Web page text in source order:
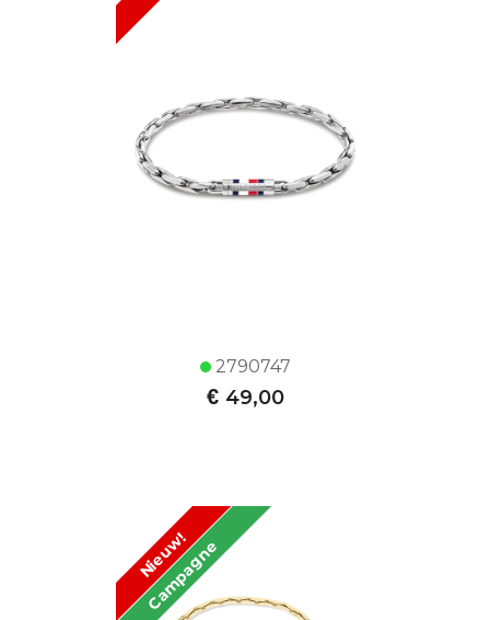
2790747
€ 49,00
Nieuw!
Campagne